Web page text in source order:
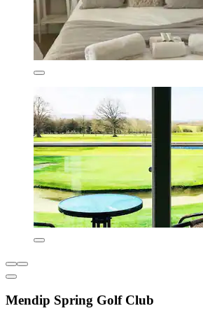
Mendip Spring Golf Club